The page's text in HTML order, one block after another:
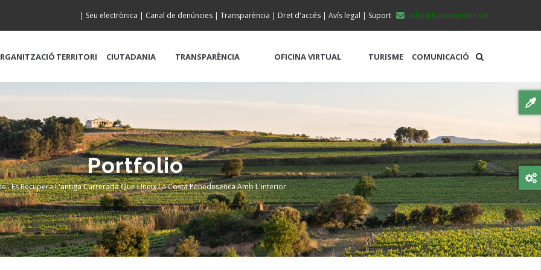
ccbp@baixpenedes.cat
| Seu electrònica | Canal de denúncies | Transparència | Dret d'accés | Avís legal | Suport
TERRITORI CIUTADANIA TRANSPARÈNCIA OFICINA VIRTUAL TURISME COMUNICACIÓ
Portfolio
-Es Recupera L'antiga Carrerada Que Uneix La Costa Penedesenca Amb L'interior